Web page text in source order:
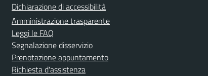
Dichiarazione di accessibilità
Amministrazione trasparente
Leggi le FAQ
Segnalazione disservizio
Prenotazione appuntamento
Richiesta d'assistenza